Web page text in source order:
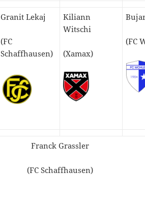
Granit Lekaj
(FC
Schaffhausen)
Kiliann
Witschi
(Xamax)
(FC
Franck Grassler
(FC Schaffhausen)